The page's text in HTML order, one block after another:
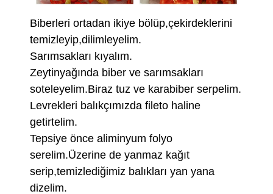
Biberleri ortadan ikiye bölüp,çekirdeklerini
temizleyip,dilimleyelim.
Sarımsakları kıyalım.
Zeytinyağında biber ve sarımsakları
soteleyelim.Biraz tuz ve karabiber serpelim.
Levrekleri balıkçımızda fileto haline
getirtelim.
Tepsiye önce aliminyum folyo
serelim.Üzerine de yanmaz kağıt
serip,temizlediğimiz balıkları yan yana
dizelim.